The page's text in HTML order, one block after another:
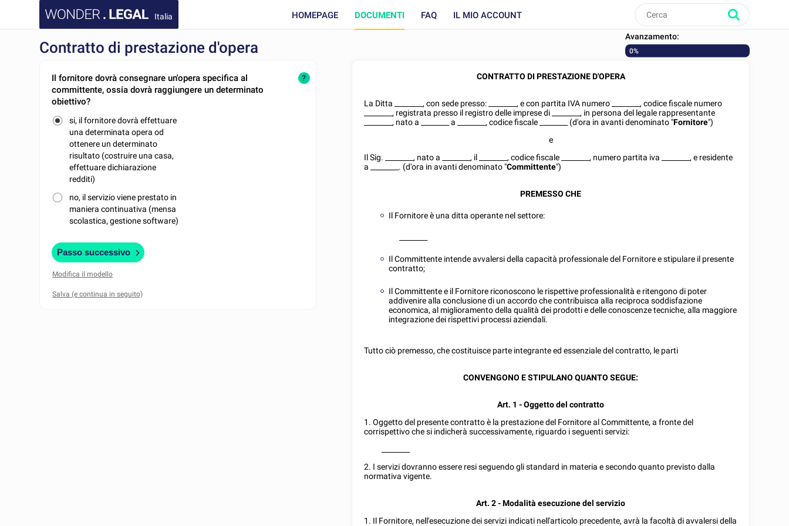
Italia HOMEPAGE DOCUMENTI FAQ IL MIO ACCOUNT
Contratto di prestazione d'opera
Avanzamento:
0%
Il fornitore dovrà consegnare un'opera specifica al
committente, ossia dovrà raggiungere un determinato
obiettivo?
si, il fornitore dovrà effettuare
una determinata opera od
ottenere un determinato
risultato (costruire una casa,
effettuare dichiarazione
redditi)
no, il servizio viene prestato in
maniera continuativa (mensa
scolastica, gestione software)
?
Passo successivo
Modifica il modello
CONTRATTO DI PRESTAZIONE D'OPERA
La Ditta , con sede presso: , e con partita IVA numero
, codice fiscale numero
, registrata presso il registro delle imprese di
, in persona del legale rappresentante
, nato a a , codice fiscale (d'ora in avanti denominato "Fornitore")
e
Il Sig.
, nato a , il , codice fiscale , numero partita iva
, e residente
a
. (d'ora in avanti denominato "Committente")
PREMESSO CHE
Il Fornitore è una ditta operante nel settore:
Il Committente intende avvalersi della capacità professionale del Fornitore e stipulare il presente
contratto;
Il Committente e il Fornitore riconoscono le rispettive professionalità e ritengono di poter
addivenire alla conclusione di un accordo che contribuisca alla reciproca soddisfazione
economica, al miglioramento della qualità dei prodotti e delle conoscenze tecniche, alla maggiore
integrazione dei rispettivi processi aziendali.
Tutto ciò premesso, che costituisce parte integrante ed essenziale del contratto, le parti
CONVENGONO E STIPULANO QUANTO SEGUE:
Art. 1 - Oggetto del contratto
1. Oggetto del presente contratto è la prestazione del Fornitore al Committente, a fronte del
corrispettivo che si indicherà successivamente, riguardo i seguenti servizi:
2. I servizi dovranno essere resi seguendo gli standard in materia e secondo quanto previsto dalla
normativa vigente.
Art. 2 - Modalità esecuzione del servizio
1. Il Fornitore, nell'esecuzione dei servizi indicati nell'articolo precedente, avrà la facoltà di avvalersi della